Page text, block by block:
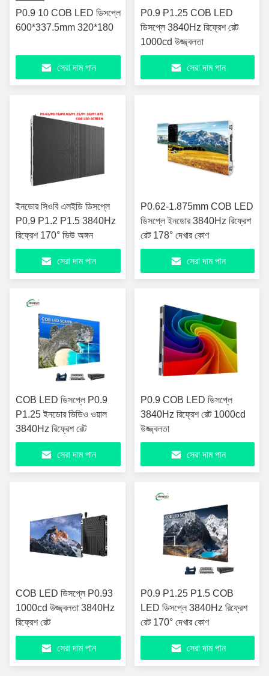
P0.9 10 COB LED ডিসপ্লে
600*337.5mm 320*180
সেরা দাম পান
P0.9 P1.25 COB LED
ডিসপ্লে 3840Hz রিফ্রেশ রেট
1000cd উজ্জ্বলতা
সেরা দাম পান
ইনডোর সিওবি এলইডি ডিসপ্লে
P0.9 P1.2 P1.5 3840Hz
রিফ্রেশ 170° ভিউ অঙ্গন
সেরা দাম পান
P0.62-1.875mm COB LED
ডিসপ্লে ইনডোর 3840Hz রিফ্রেশ
রেট 178° দেখার কোণ
সেরা দাম পান
COB LED ডিসপ্লে P0.9
P1.25 ইনডোর ভিডিও ওয়াল
3840Hz রিফ্রেশ রেট
সেরা দাম পান
P0.9 COB LED ডিসপ্লে
3840Hz রিফ্রেশ রেট 1000cd
উজ্জ্বলতা
সেরা দাম পান
COB LED ডিসপ্লে P0.93
1000cd উজ্জ্বলতা 3840Hz
রিফ্রেশ রেট
সেরা দাম পান
P0.9 P1.25 P1.5 COB
LED ডিসপ্লে 3840Hz রিফ্রেশ
রেট 170° দেখার কোণ
সেরা দাম পান